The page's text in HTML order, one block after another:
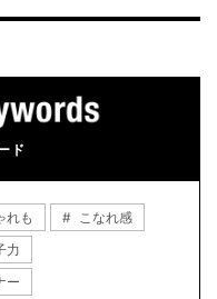
ド
れも
こなれ感
力
ー